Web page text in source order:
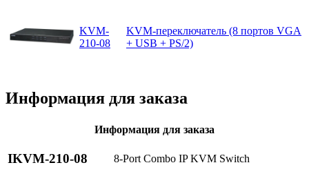
KVM-
210-08
KVM-переключатель (8 портов VGA
+ USB + PS/2)
Информация для заказа
Информация для заказа
IKVM-210-08 8-Port Combo IP KVM Switch